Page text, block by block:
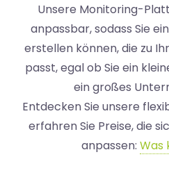
Unsere Monitoring-
anpassbar, sodass Sie
erstellen können, die zu
passt, egal ob Sie ein
ein großes
Entdecken Sie unsere
erfahren Sie Preise, die
anpassen: Was